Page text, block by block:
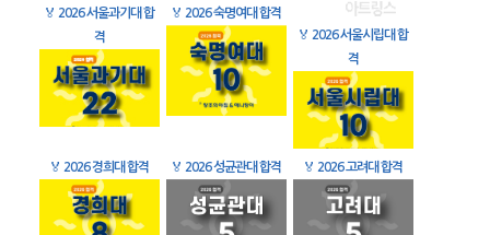
🏅 2026 서울과기대 합
격
🏅 2026 숙명여대 합격
🏅 2026 서울시립대 합
격
🏅 2026 경희대 합격 🏅 2026 성균관대 합격 🏅 2026 고려대 합격